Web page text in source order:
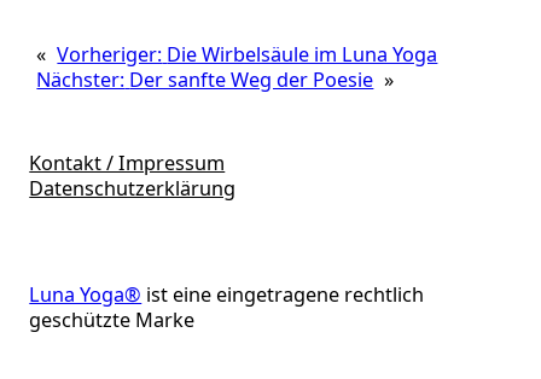
« Vorheriger: Die Wirbelsäule im Luna Yoga
Nächster: Der sanfte Weg der Poesie »
Kontakt / Impressum
Datenschutzerklärung
Luna Yoga® ist eine eingetragene rechtlich
geschützte Marke